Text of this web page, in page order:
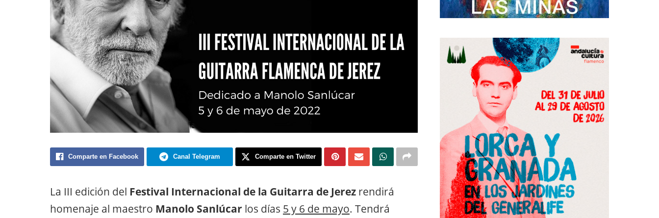
Comparte en Facebook Canal Telegram Comparte en Twitter
La III edición del Festival Internacional de la Guitarra de Jerez rendirá
homenaje al maestro Manolo Sanlúcar los días 5 y 6 de mayo. Tendrá